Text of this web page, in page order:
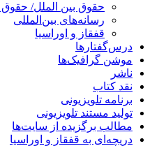
حقوق بین الملل/ حقوق
رسانه‌های بین‌المللی
قفقاز و اوراسیا
درس‌گفتارها
موشن گرافیک‌ها
ناشر
نقد کتاب
برنامه‌ تلویزیونی
تولید مستند تلویزیونی
مطالب برگزیده از سایت‌ها
دریچه‌ای به قفقاز و اوراسیا